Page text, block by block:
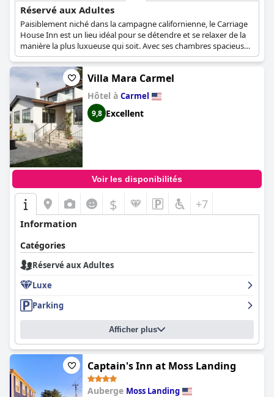
Réservé aux Adultes
Paisiblement niché dans la campagne californienne, le Carriage
House Inn est un lieu idéal pour se détendre et se relaxer de la
manière la plus luxueuse qui soit. Avec ses chambres spacieuses
et élégamment décorées, pouvant accueillir deux adultes au
maximum, et son atmosphère tranquille et paisible, idéale pour
les escapades les plus romantiques, cet hôtel confortable est
réservé aux adultes et ne peut accueillir d'enfants.
Villa Mara Carmel
Hôtel à Carmel
9,8 Excellent
Voir les disponibilités
$ +7
Information
Catégories
Réservé aux Adultes
Luxe
Parking
Afficher plus
Captain's Inn at Moss Landing
Auberge Moss Landing